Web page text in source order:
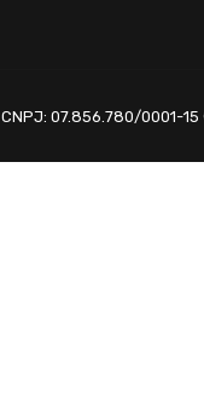
CNPJ: 07.856.780/0001-